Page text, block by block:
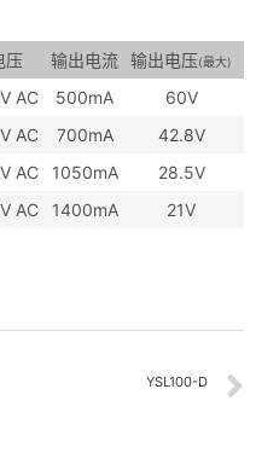
压 输出电流 输出电压(最大)
AC 500mA
60V
AC 700mA
42.8V
AC 1050mA
28.5V
AC 1400mA 21V
YSL100-D